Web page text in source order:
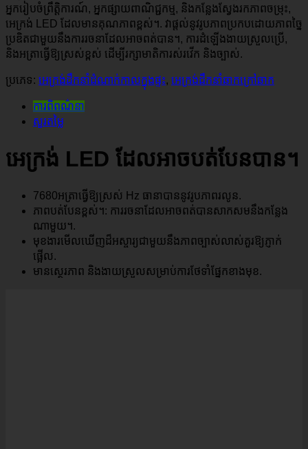
អ្នករៀបចំព្រឹត្តិការណ៍, អ្នកផ្សាយពាណិជ្ជកម្ម, និងកន្លែងស្វែងរកភាពចម្រុះ,
អេក្រង់ LED ដែលមានគុណភាពខ្ពស់។. វាផ្តល់នូវរូបភាពប្រកបដោយភាពច្នៃ
ប្រឌិតជាមួយនឹងការរចនាដែលអាចពត់បាន។, ការដំឡើងងាយស្រួលប្រើ,
និងអត្រាធ្វើឱ្យស្រស់ខ្ពស់ ដើម្បីរក្សាមាតិការស់រវើក និងច្បាស់.
ប្រភេទ: អេក្រង់ដឹកនាំដំណាក់កាលក្នុងផ្ទះ, អេក្រង់ដឹកនាំឆាកក្រៅឆាក
ការពិពណ៌នា
សួរតម្លៃ
អេក្រង់ LED ដែលអាចបត់បែនបាន។
7680អត្រាធ្វើឱ្យស្រស់ Hz ធានាបាននូវរូបភាពរលូន.
ភាពបត់បែនខ្ពស់។: ការរចនាដែលអាចពត់បានសាកសមនឹងកន្លែង
ណាមួយ។.
មុខងារមើលឃើញដ៏អស្ចារ្យជាមួយនឹងភាពច្បាស់លាស់គួរឱ្យភ្ញាក់
ផ្អើល.
មានស្ថេរភាព និងងាយស្រួលសម្រាប់ការថែទាំផ្នែកខាងមុខ.